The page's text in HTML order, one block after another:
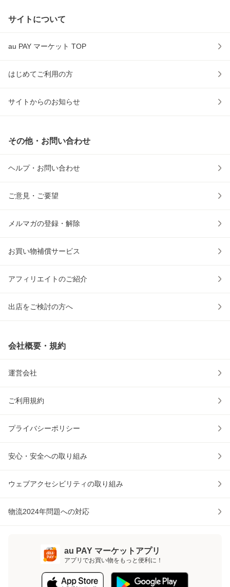
サイトについて
au PAY マーケット TOP
はじめてご利用の方
サイトからのお知らせ
その他・お問い合わせ
ヘルプ・お問い合わせ
ご意見・ご要望
メルマガの登録・解除
お買い物補償サービス
アフィリエイトのご紹介
出店をご検討の方へ
会社概要・規約
運営会社
ご利用規約
プライバシーポリシー
安心・安全への取り組み
ウェブアクセシビリティの取り組み
物流2024年問題への対応
au PAY マーケットアプリ
アプリでお買い物をもっと便利に！